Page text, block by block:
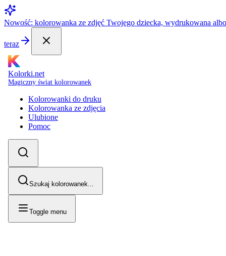
Nowość: kolorowanka ze zdjęć Twojego dziecka, wydrukowana
teraz
Kolorki.net
Magiczny świat kolorowanek
Kolorowanki do druku
Kolorowanka ze zdjęcia
Ulubione
Pomoc
Szukaj kolorowanek...
Toggle menu